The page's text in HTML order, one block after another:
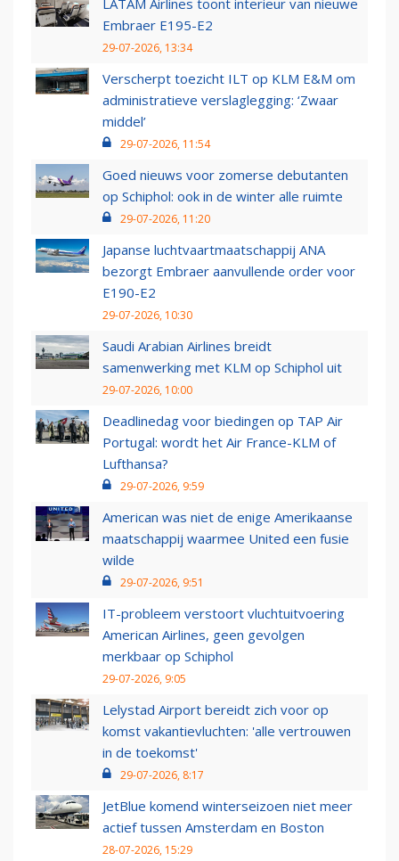
LATAM Airlines toont interieur van nieuwe
Embraer E195-E2
29-07-2026, 13:34
Verscherpt toezicht ILT op KLM E&M om
administratieve verslaglegging: ‘Zwaar
middel’
29-07-2026, 11:54
Goed nieuws voor zomerse debutanten
op Schiphol: ook in de winter alle ruimte
29-07-2026, 11:20
Japanse luchtvaartmaatschappij ANA
bezorgt Embraer aanvullende order voor
E190-E2
29-07-2026, 10:30
Saudi Arabian Airlines breidt
samenwerking met KLM op Schiphol uit
29-07-2026, 10:00
Deadlinedag voor biedingen op TAP Air
Portugal: wordt het Air France-KLM of
Lufthansa?
29-07-2026, 9:59
American was niet de enige Amerikaanse
maatschappij waarmee United een fusie
wilde
29-07-2026, 9:51
IT-probleem verstoort vluchtuitvoering
American Airlines, geen gevolgen
merkbaar op Schiphol
29-07-2026, 9:05
Lelystad Airport bereidt zich voor op
komst vakantievluchten: 'alle vertrouwen
in de toekomst'
29-07-2026, 8:17
JetBlue komend winterseizoen niet meer
actief tussen Amsterdam en Boston
28-07-2026, 15:29